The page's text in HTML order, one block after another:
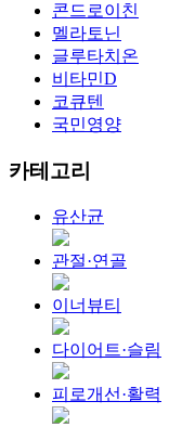
콘드로이친
멜라토닌
글루타치온
비타민D
코큐텐
국민영양
카테고리
유산균
관절·연골
이너뷰티
다이어트·슬림
피로개선·활력